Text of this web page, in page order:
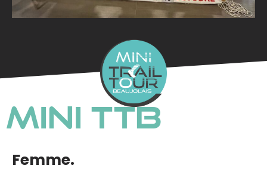
MINI TTB
Femme.